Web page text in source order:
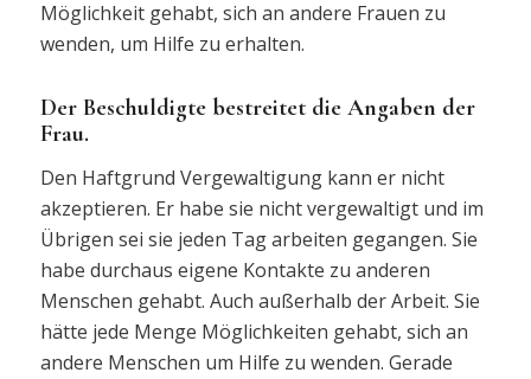
Möglichkeit gehabt, sich an andere Frauen zu
wenden, um Hilfe zu erhalten.
Der Beschuldigte bestreitet die Angaben der
Frau.
Den Haftgrund Vergewaltigung kann er nicht
akzeptieren. Er habe sie nicht vergewaltigt und im
Übrigen sei sie jeden Tag arbeiten gegangen. Sie
habe durchaus eigene Kontakte zu anderen
Menschen gehabt. Auch außerhalb der Arbeit. Sie
hätte jede Menge Möglichkeiten gehabt, sich an
andere Menschen um Hilfe zu wenden. Gerade